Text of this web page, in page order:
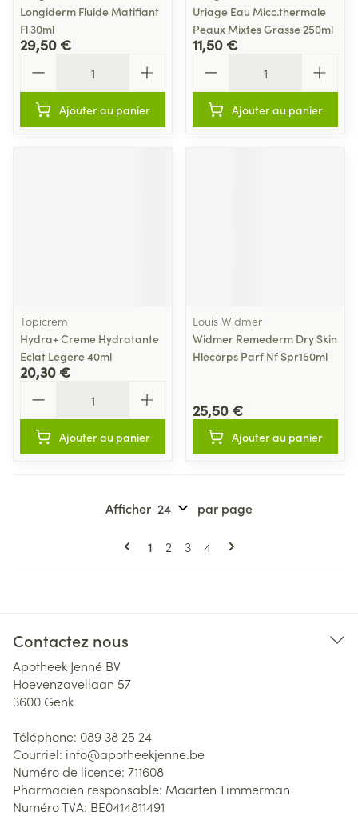
Longiderm Fluide Matifiant
Fl 30ml
29,50 €
Ajouter au panier
Uriage Eau Micc.thermale
Peaux Mixtes Grasse 250ml
11,50 €
Ajouter au panier
Topicrem
Hydra+ Creme Hydratante
Eclat Legere 40ml
20,30 €
Ajouter au panier
Louis Widmer
Widmer Remederm Dry Skin
Hlecorps Parf Nf Spr150ml
25,50 €
Ajouter au panier
Pages
Vous lisez actuellement la page
1 Page
2 Page
3 Page
4
Afficher par page
Contactez nous
Apotheek Jenné BV
Hoevenzavellaan 57
3600 Genk
Téléphone: 089 38 25 24
Courriel: info@apotheekjenne.be
Numéro de licence: 711608
Pharmacien responsable: Maarten Timmerman
Numéro TVA: BE0414811491